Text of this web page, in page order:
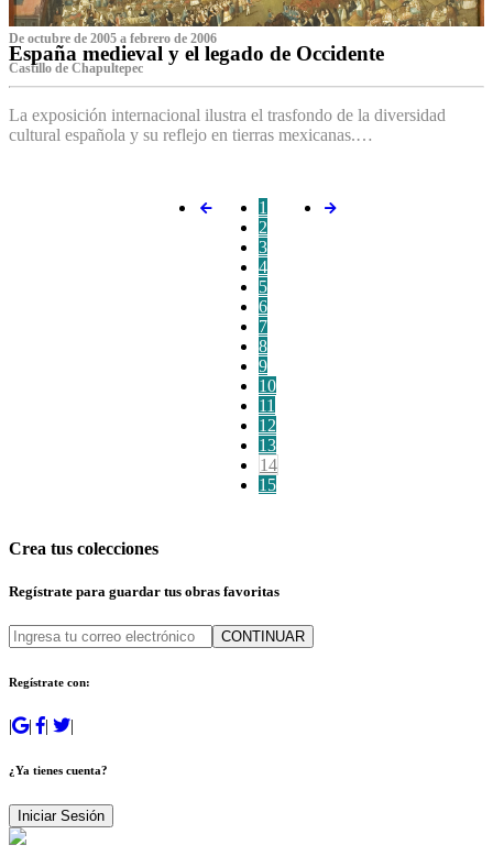
De octubre de 2005 a febrero de 2006
España medieval y el legado de Occidente
Castillo de Chapultepec
La exposición internacional ilustra el trasfondo de la diversidad
cultural española y su reflejo en tierras mexicanas.…
1
2
3
4
5
6
7
8
9
10
11
12
13
14
15
Crea tus colecciones
Regístrate para guardar tus obras favoritas
CONTINUAR
Regístrate con:
| | | |
¿Ya tienes cuenta?
Iniciar Sesión